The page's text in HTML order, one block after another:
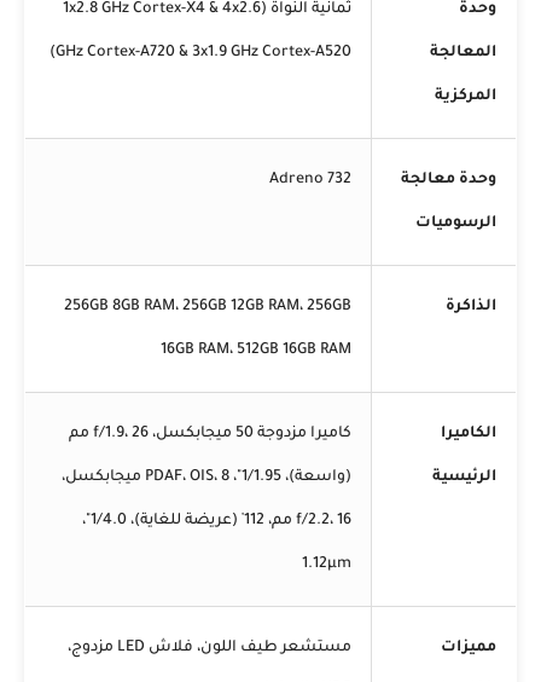
وحدة
المعالجة
المركزية
ثمانية النواة (1x2.8 GHz Cortex-X4 & 4x2.6
GHz Cortex-A720 & 3x1.9 GHz Cortex-A520)
وحدة معالجة
الرسوميات
Adreno 732
الذاكرة 256GB 8GB RAM، 256GB 12GB RAM، 256GB
16GB RAM، 512GB 16GB RAM
الكاميرا
الرئيسية
كاميرا مزدوجة 50 ميجابكسل، f/1.9، 26 مم
(واسعة)، 1/1.95"، PDAF، OIS، 8 ميجابكسل،
f/2.2، 16 مم، 112˚ (عريضة للغاية)، 1/4.0"،
1.12µm
مميزات مستشعر طيف اللون، فلاش LED مزدوج،